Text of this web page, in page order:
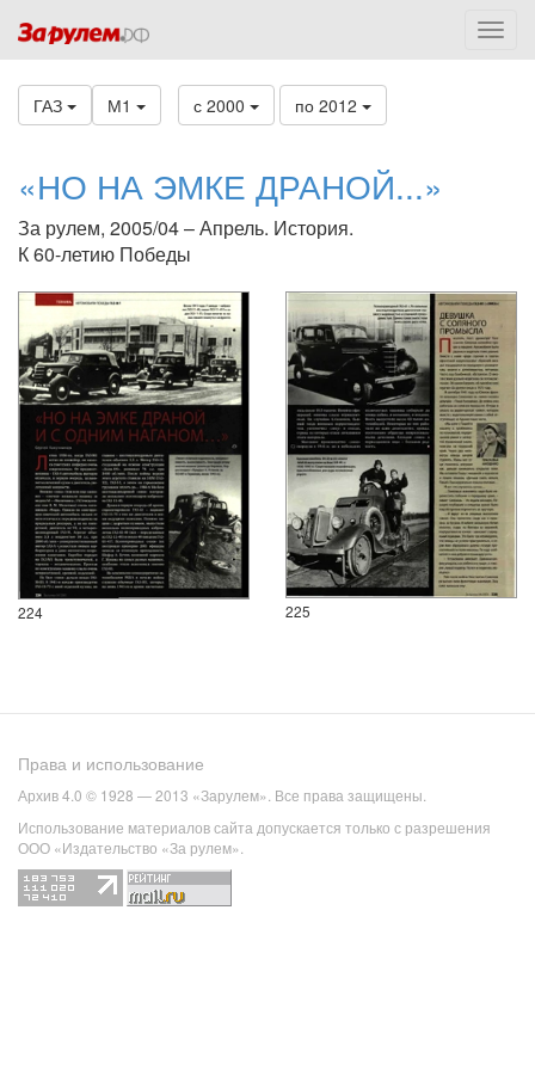
ГАЗ М1 с 2000 по 2012
«НО НА ЭМКЕ ДРАНОЙ...»
За рулем, 2005/04 – Апрель. История.
К 60-летию Победы
224 225
Права и использование
Архив 4.0 © 1928 — 2013 «Зарулем». Все права защищены.
Использование материалов сайта допускается только с разрешения
ООО «Издательство «За рулем».